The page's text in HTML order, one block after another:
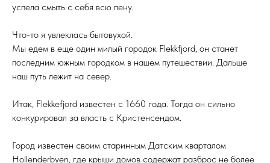
успела смыть с себя всю пену.
Что-то я увлеклась бытовухой.
Мы едем в еще один милый городок Flekkfjord, он станет
последним южным городком в нашем путешествии. Дальше
наш путь лежит на север.
Итак, Flekkefjord известен с 1660 года. Тогда он сильно
конкурировал за власть с Кристенсендом.
Город известен своим старинным Датским кварталом
Hollenderbyen, где крыши домов содержат разброс не более